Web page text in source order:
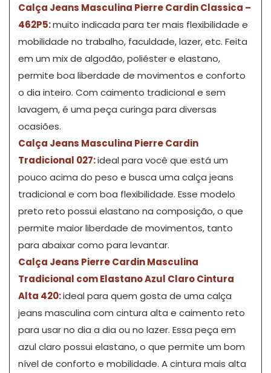
Calça Jeans Masculina Pierre Cardin Classica –
462P5:muito indicada para ter mais flexibilidade e
mobilidade no trabalho, faculdade, lazer, etc. Feita
em um mix de algodão, poliéster e elastano,
permite boa liberdade de movimentos e conforto
o dia inteiro. Com caimento tradicional e sem
lavagem, é uma peça curinga para diversas
ocasiões.
Calça Jeans Masculina Pierre Cardin
Tradicional 027:ideal para você que está um
pouco acima do peso e busca uma calça jeans
tradicional e com boa flexibilidade. Esse modelo
preto reto possui elastano na composição, o que
permite maior liberdade de movimentos, tanto
para abaixar como para levantar.
Calça Jeans Pierre Cardin Masculina
Tradicional com Elastano Azul Claro Cintura
Alta 420:ideal para quem gosta de uma calça
jeans masculina com cintura alta e caimento reto
para usar no dia a dia ou no lazer. Essa peça em
azul claro possui elastano, o que permite um bom
nível de conforto e mobilidade. A cintura mais alta